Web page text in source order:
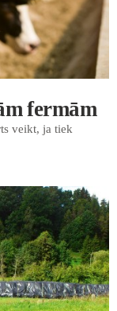
fermām
veikt, ja tiek